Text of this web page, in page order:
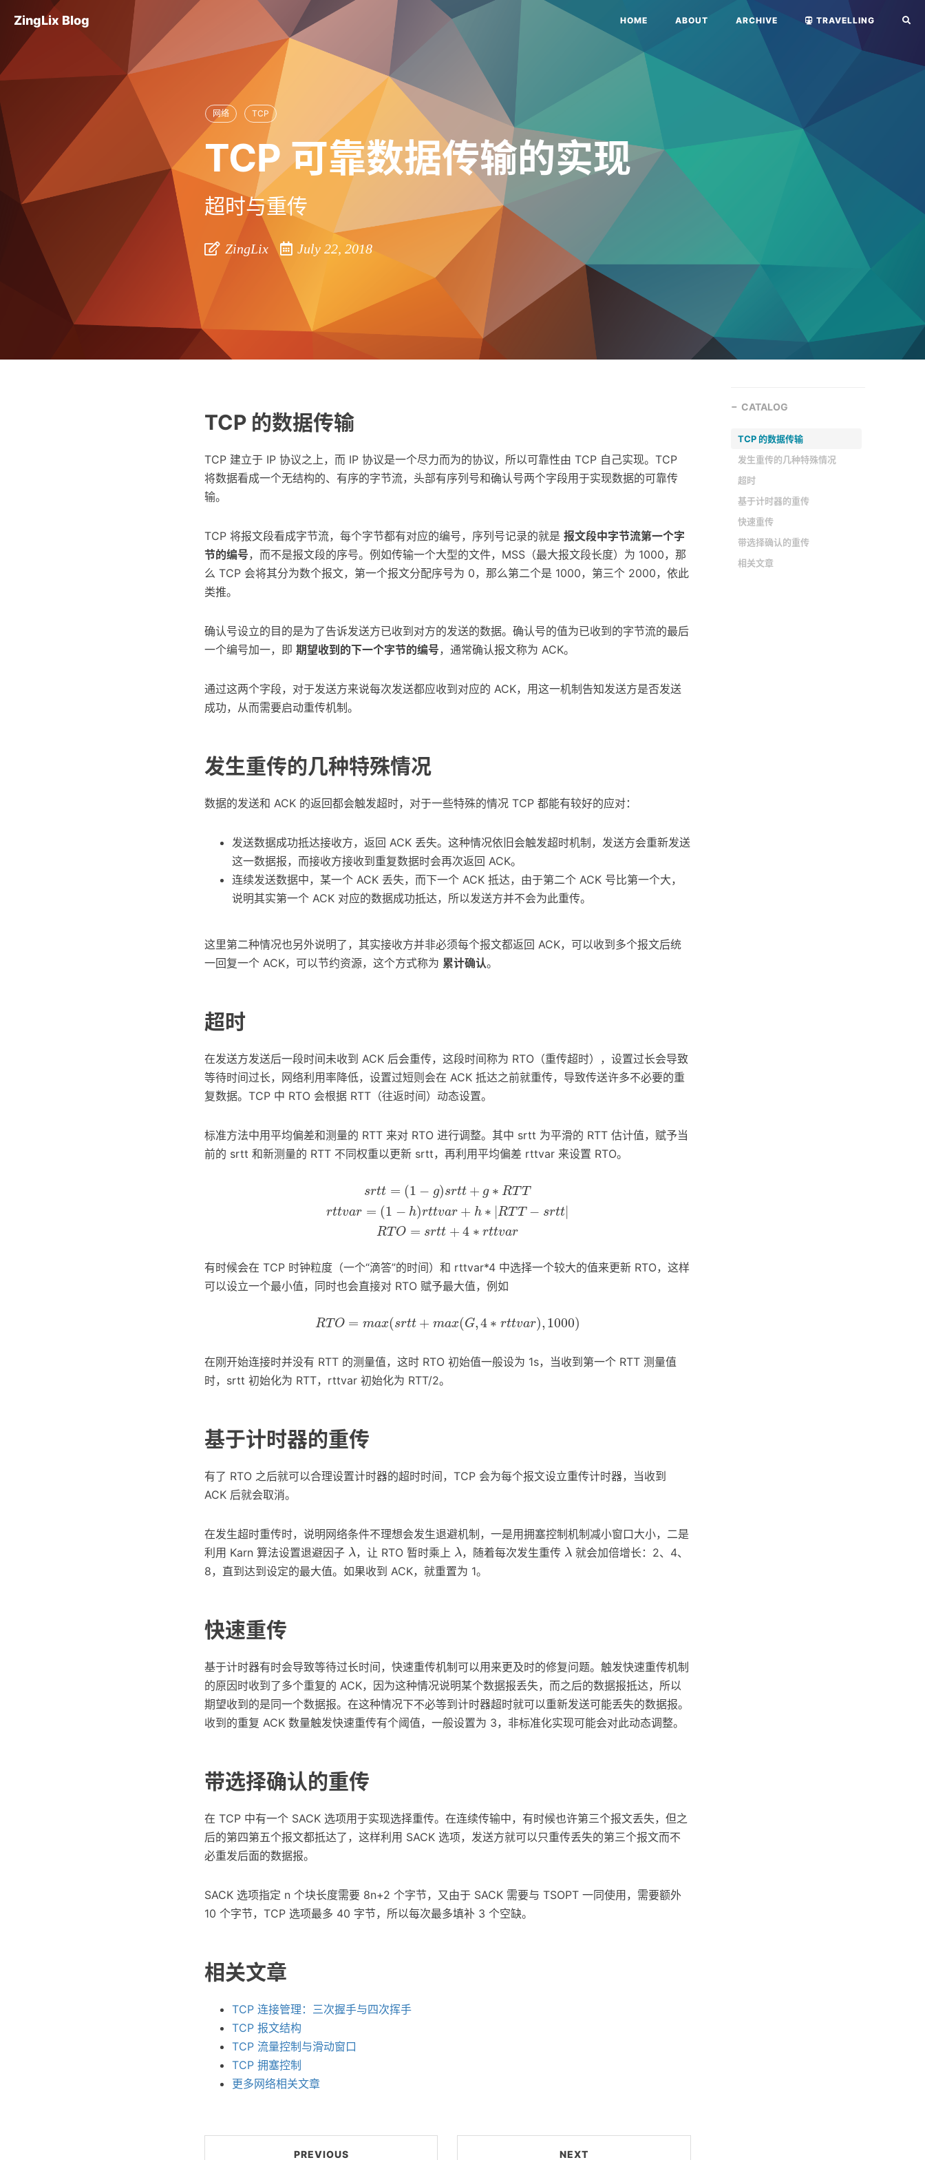
ZingLix Blog HOME ABOUT ARCHIVE TRAVELLING
网络 TCP
TCP 可靠数据传输的实现
超时与重传
ZingLix July 22, 2018
TCP 的数据传输
TCP 建立于 IP 协议之上，而 IP 协议是一个尽力而为的协议，所以可靠性由 TCP 自己实现。TCP
将数据看成一个无结构的、有序的字节流，头部有序列号和确认号两个字段用于实现数据的可靠传
输。
TCP 将报文段看成字节流，每个字节都有对应的编号，序列号记录的就是 报文段中字节流第一个字
节的编号，而不是报文段的序号。例如传输一个大型的文件，MSS（最大报文段长度）为 1000，那
么 TCP 会将其分为数个报文，第一个报文分配序号为 0，那么第二个是 1000，第三个 2000，依此
类推。
确认号设立的目的是为了告诉发送方已收到对方的发送的数据。确认号的值为已收到的字节流的最后
一个编号加一，即 期望收到的下一个字节的编号，通常确认报文称为 ACK。
通过这两个字段，对于发送方来说每次发送都应收到对应的 ACK，用这一机制告知发送方是否发送
成功，从而需要启动重传机制。
发生重传的几种特殊情况
数据的发送和 ACK 的返回都会触发超时，对于一些特殊的情况 TCP 都能有较好的应对：
发送数据成功抵达接收方，返回 ACK 丢失。这种情况依旧会触发超时机制，发送方会重新发送
这一数据报，而接收方接收到重复数据时会再次返回 ACK。
连续发送数据中，某一个 ACK 丢失，而下一个 ACK 抵达，由于第二个 ACK 号比第一个大，
说明其实第一个 ACK 对应的数据成功抵达，所以发送方并不会为此重传。
这里第二种情况也另外说明了，其实接收方并非必须每个报文都返回 ACK，可以收到多个报文后统
一回复一个 ACK，可以节约资源，这个方式称为 累计确认。
超时
在发送方发送后一段时间未收到 ACK 后会重传，这段时间称为 RTO（重传超时），设置过长会导致
等待时间过长，网络利用率降低，设置过短则会在 ACK 抵达之前就重传，导致传送许多不必要的重
复数据。TCP 中 RTO 会根据 RTT（往返时间）动态设置。
标准方法中用平均偏差和测量的 RTT 来对 RTO 进行调整。其中 srtt 为平滑的 RTT 估计值，赋予当
前的 srtt 和新测量的 RTT 不同权重以更新 srtt，再利用平均偏差 rttvar 来设置 RTO。
srtt = (1 − g)srtt + g ∗ RT T
rttvar = (1 − h)rttvar + h ∗ |RT T − srtt|
RT O = srtt + 4 ∗ rttvar
tva 1− rt tvar + ∗ |R TT−s
有时候会在 TCP 时钟粒度（一个“滴答”的时间）和 rttvar*4 中选择一个较大的值来更新 RTO，这样
可以设立一个最小值，同时也会直接对 RTO 赋予最大值，例如
RT O = max(srtt + max(G,4 ∗ rttvar), 1000)
RT =m ax( srtt + ma x(G,4 ∗ r tvar),1000)
在刚开始连接时并没有 RTT 的测量值，这时 RTO 初始值一般设为 1s，当收到第一个 RTT 测量值
时，srtt 初始化为 RTT，rttvar 初始化为 RTT/2。
基于计时器的重传
有了 RTO 之后就可以合理设置计时器的超时时间，TCP 会为每个报文设立重传计时器，当收到
ACK 后就会取消。
在发生超时重传时，说明网络条件不理想会发生退避机制，一是用拥塞控制机制减小窗口大小，二是
利用 Karn 算法设置退避因子 λ
λ ，让 RTO 暂时乘上 λ
λ ，随着每次发生重传 λ
λ 就会加倍增长：2、4、
8，直到达到设定的最大值。如果收到 ACK，就重置为 1。
快速重传
基于计时器有时会导致等待过长时间，快速重传机制可以用来更及时的修复问题。触发快速重传机制
的原因时收到了多个重复的 ACK，因为这种情况说明某个数据报丢失，而之后的数据报抵达，所以
期望收到的是同一个数据报。在这种情况下不必等到计时器超时就可以重新发送可能丢失的数据报。
收到的重复 ACK 数量触发快速重传有个阈值，一般设置为 3，非标准化实现可能会对此动态调整。
带选择确认的重传
在 TCP 中有一个 SACK 选项用于实现选择重传。在连续传输中，有时候也许第三个报文丢失，但之
后的第四第五个报文都抵达了，这样利用 SACK 选项，发送方就可以只重传丢失的第三个报文而不
必重发后面的数据报。
SACK 选项指定 n 个块长度需要 8n+2 个字节，又由于 SACK 需要与 TSOPT 一同使用，需要额外
10 个字节，TCP 选项最多 40 字节，所以每次最多填补 3 个空缺。
相关文章
TCP 连接管理：三次握手与四次挥手
TCP 报文结构
TCP 流量控制与滑动窗口
TCP 拥塞控制
更多网络相关文章
PREVIOUS
NEXT
CATALOG
TCP 的数据传输
发生重传的几种特殊情况
超时
基于计时器的重传
快速重传
带选择确认的重传
相关文章